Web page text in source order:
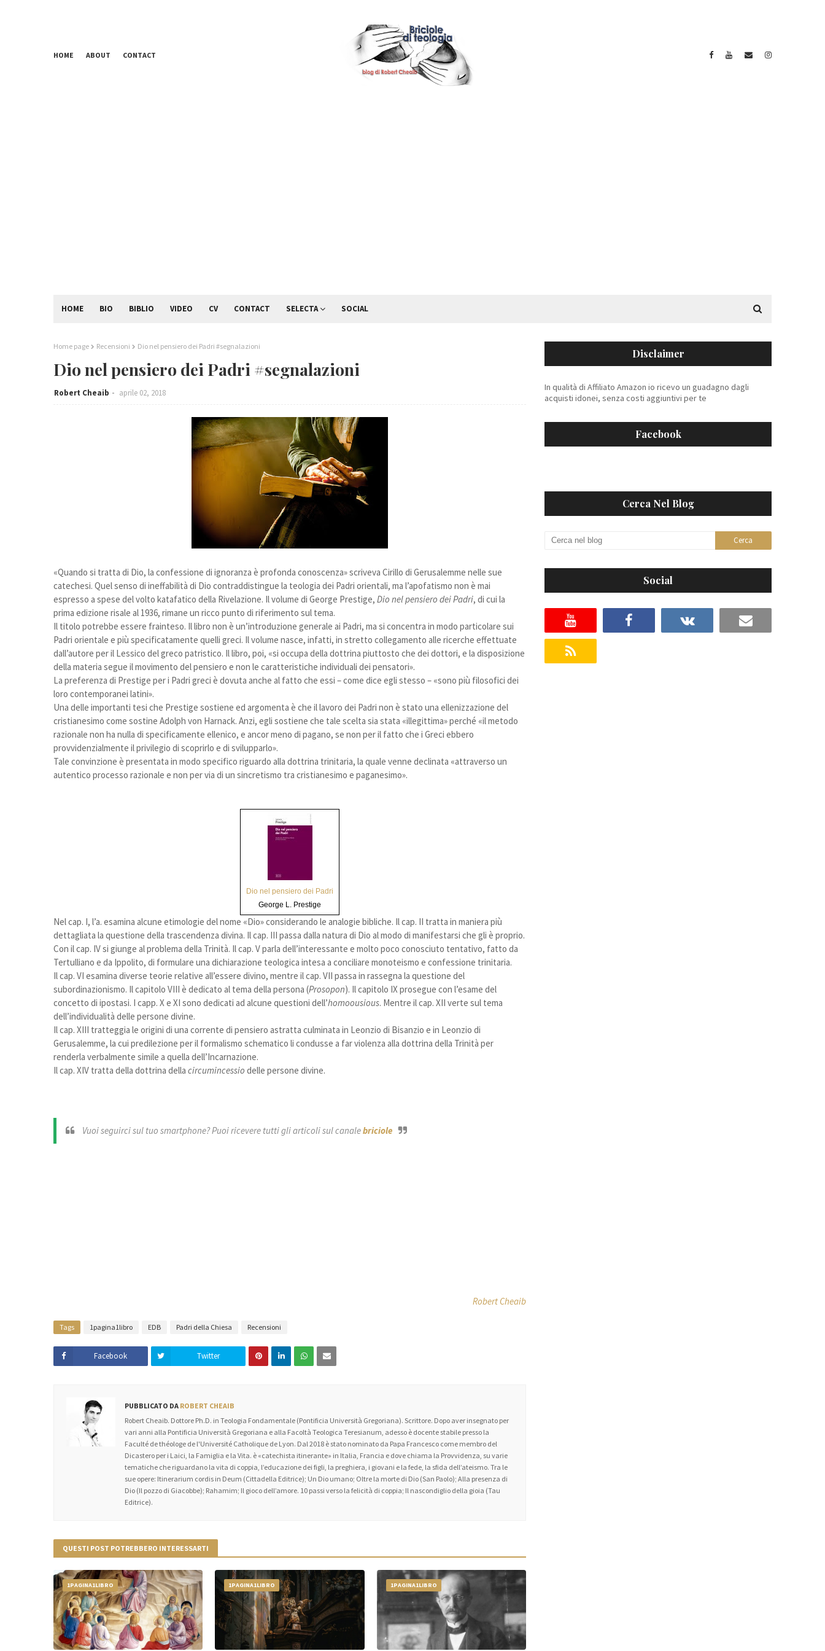
HOME ABOUT CONTACT
HOME BIO BIBLIO VIDEO CV CONTACT SELECTA SOCIAL
Home page Recensioni Dio nel pensiero dei Padri #segnalazioni
Dio nel pensiero dei Padri #segnalazioni
Robert Cheaib aprile 02, 2018
«Quando si tratta di Dio, la confessione di ignoranza è profonda conoscenza» scriveva Cirillo di Gerusalemme nelle sue
catechesi. Quel senso di ineffabilità di Dio contraddistingue la teologia dei Padri orientali, ma l’apofatismo non è mai
espresso a spese del volto katafatico della Rivelazione. Il volume di George Prestige, Dio nel pensiero dei Padri, di cui la
prima edizione risale al 1936, rimane un ricco punto di riferimento sul tema.
Il titolo potrebbe essere frainteso. Il libro non è un’introduzione generale ai Padri, ma si concentra in modo particolare sui
Padri orientale e più specificatamente quelli greci. Il volume nasce, infatti, in stretto collegamento alle ricerche effettuate
dall’autore per il Lessico del greco patristico. Il libro, poi, «si occupa della dottrina piuttosto che dei dottori, e la disposizione
della materia segue il movimento del pensiero e non le caratteristiche individuali dei pensatori».
La preferenza di Prestige per i Padri greci è dovuta anche al fatto che essi – come dice egli stesso – «sono più filosofici dei
loro contemporanei latini».
Una delle importanti tesi che Prestige sostiene ed argomenta è che il lavoro dei Padri non è stato una ellenizzazione del
cristianesimo come sostine Adolph von Harnack. Anzi, egli sostiene che tale scelta sia stata «illegittima» perché «il metodo
razionale non ha nulla di specificamente ellenico, e ancor meno di pagano, se non per il fatto che i Greci ebbero
provvidenzialmente il privilegio di scoprirlo e di svilupparlo».
Tale convinzione è presentata in modo specifico riguardo alla dottrina trinitaria, la quale venne declinata «attraverso un
autentico processo razionale e non per via di un sincretismo tra cristianesimo e paganesimo».
Dio nel pensiero dei Padri
George L. Prestige
Nel cap. I, l’a. esamina alcune etimologie del nome «Dio» considerando le analogie bibliche. Il cap. II tratta in maniera più
dettagliata la questione della trascendenza divina. Il cap. III passa dalla natura di Dio al modo di manifestarsi che gli è proprio.
Con il cap. IV si giunge al problema della Trinità. Il cap. V parla dell’interessante e molto poco conosciuto tentativo, fatto da
Tertulliano e da Ippolito, di formulare una dichiarazione teologica intesa a conciliare monoteismo e confessione trinitaria.
Il cap. VI esamina diverse teorie relative all’essere divino, mentre il cap. VII passa in rassegna la questione del
subordinazionismo. Il capitolo VIII è dedicato al tema della persona (Prosopon). Il capitolo IX prosegue con l’esame del
concetto di ipostasi. I capp. X e XI sono dedicati ad alcune questioni dell’homoousious. Mentre il cap. XII verte sul tema
dell’individualità delle persone divine.
Il cap. XIII tratteggia le origini di una corrente di pensiero astratta culminata in Leonzio di Bisanzio e in Leonzio di
Gerusalemme, la cui predilezione per il formalismo schematico li condusse a far violenza alla dottrina della Trinità per
renderla verbalmente simile a quella dell’Incarnazione.
Il cap. XIV tratta della dottrina della circumincessio delle persone divine.
Vuoi seguirci sul tuo smartphone? Puoi ricevere tutti gli articoli sul canalebriciole
Robert Cheaib
Tags 1pagina1libro EDB Padri della Chiesa Recensioni
Facebook Twitter
PUBBLICATO DA ROBERT CHEAIB
Robert Cheaib. Dottore Ph.D. in Teologia Fondamentale (Pontificia Università Gregoriana). Scrittore. Dopo aver insegnato per
vari anni alla Pontificia Università Gregoriana e alla Facoltà Teologica Teresianum, adesso è docente stabile presso la
Faculté de théologe de l'Université Catholique de Lyon. Dal 2018 è stato nominato da Papa Francesco come membro del
Dicastero per i Laici, la Famiglia e la Vita. è «catechista itinerante» in Italia, Francia e dove chiama la Provvidenza, su varie
tematiche che riguardano la vita di coppia, l’educazione dei figli, la preghiera, i giovani e la fede, la sfida dell’ateismo. Tra le
sue opere: Itinerarium cordis in Deum (Cittadella Editrice); Un Dio umano; Oltre la morte di Dio (San Paolo); Alla presenza di
Dio (Il pozzo di Giacobbe); Rahamim; Il gioco dell’amore. 10 passi verso la felicità di coppia; Il nascondiglio della gioia (Tau
Editrice).
QUESTI POST POTREBBERO INTERESSARTI
1PAGINA1LIBRO 1PAGINA1LIBRO 1PAGINA1LIBRO
Disclaimer
In qualità di Affiliato Amazon io ricevo un guadagno dagli
acquisti idonei, senza costi aggiuntivi per te
Facebook
Cerca Nel Blog
Social